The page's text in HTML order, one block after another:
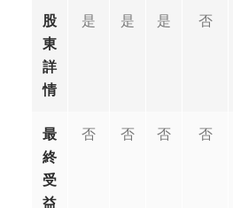
股
東
詳
情
是 是 是 否
最
終
受
益
否 否 否 否